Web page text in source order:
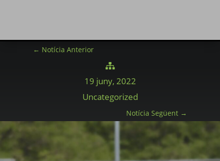
← Notícia Anterior

19 juny, 2022
Uncategorized
Notícia Següent→